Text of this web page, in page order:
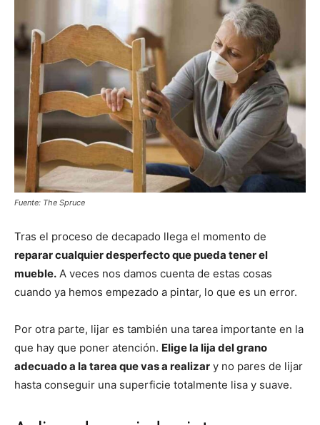
Fuente: The Spruce
Tras el proceso de decapado llega el momento de
reparar cualquier desperfecto que pueda tener el
mueble. A veces nos damos cuenta de estas cosas
cuando ya hemos empezado a pintar, lo que es un error.
Por otra parte, lijar es también una tarea importante en la
que hay que poner atención. Elige la lija del grano
adecuado a la tarea que vas a realizar y no pares de lijar
hasta conseguir una superficie totalmente lisa y suave.